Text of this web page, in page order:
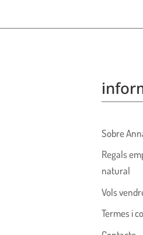
Sobre
Regals
natural
Vols
Termes i